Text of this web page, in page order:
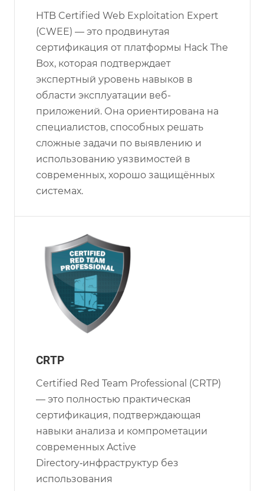
HTB Certified Web Exploitation Expert
(CWEE) — это продвинутая
сертификация от платформы Hack The
Box, которая подтверждает
экспертный уровень навыков в
области эксплуатации веб-
приложений. Она ориентирована на
специалистов, способных решать
сложные задачи по выявлению и
использованию уязвимостей в
современных, хорошо защищённых
системах.
CRTP
Certified Red Team Professional (CRTP)
— это полностью практическая
сертификация, подтверждающая
навыки анализа и компрометации
современных Active
Directory‑инфраструктур без
использования